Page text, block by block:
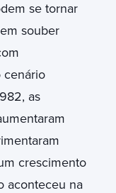
se tornar
souber
cenário
as
crescimento
aconteceu na